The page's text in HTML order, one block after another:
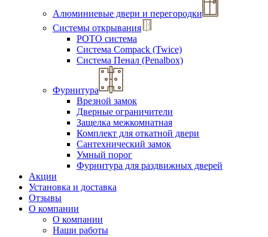
Алюминиевые двери и перегородки
Системы открывания
РОТО система
Система Compack (Twice)
Система Пенал (Penalbox)
Фурнитура
Врезной замок
Дверные ограничители
Защелка межкомнатная
Комплект для откатной двери
Сантехнический замок
Умный порог
Фурнитура для раздвижных дверей
Акции
Установка и доставка
Отзывы
О компании
О компании
Наши работы